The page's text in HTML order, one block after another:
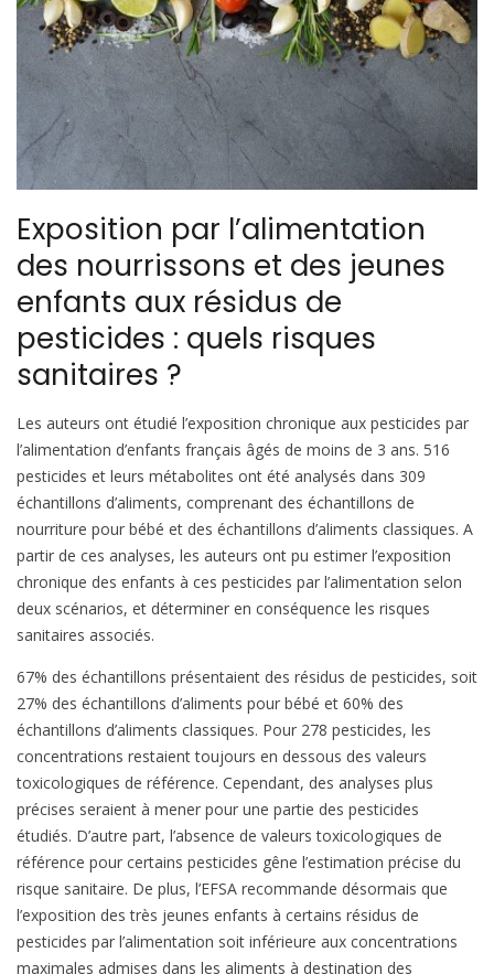
Exposition par l’alimentation
des nourrissons et des jeunes
enfants aux résidus de
pesticides : quels risques
sanitaires ?
Les auteurs ont étudié l’exposition chronique aux pesticides par
l’alimentation d’enfants français âgés de moins de 3 ans. 516
pesticides et leurs métabolites ont été analysés dans 309
échantillons d’aliments, comprenant des échantillons de
nourriture pour bébé et des échantillons d’aliments classiques. A
partir de ces analyses, les auteurs ont pu estimer l’exposition
chronique des enfants à ces pesticides par l’alimentation selon
deux scénarios, et déterminer en conséquence les risques
sanitaires associés.
67% des échantillons présentaient des résidus de pesticides, soit
27% des échantillons d’aliments pour bébé et 60% des
échantillons d’aliments classiques. Pour 278 pesticides, les
concentrations restaient toujours en dessous des valeurs
toxicologiques de référence. Cependant, des analyses plus
précises seraient à mener pour une partie des pesticides
étudiés. D’autre part, l’absence de valeurs toxicologiques de
référence pour certains pesticides gêne l’estimation précise du
risque sanitaire. De plus, l’EFSA recommande désormais que
l’exposition des très jeunes enfants à certains résidus de
pesticides par l’alimentation soit inférieure aux concentrations
maximales admises dans les aliments à destination des